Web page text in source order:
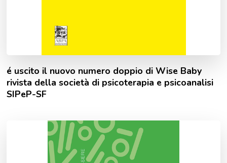
é uscito il nuovo numero doppio di Wise Baby
rivista della società di psicoterapia e psicoanalisi
SIPeP-SF